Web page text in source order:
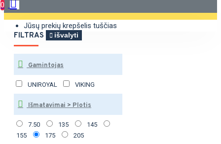
0
Jūsų prekių krepšelis tuščias
FILTRAS išvalyti
Gamintojas
UNIROYAL VIKING
Išmatavimai > Plotis
7.50 135
145
155
175 205